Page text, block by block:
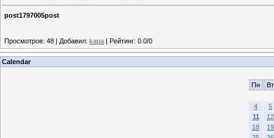
post1797005post
Просмотров: 48 | Добавил: kapa | Рейтинг: 0.0/0
Calendar
Пн Вт
4
5
11
12
18
19